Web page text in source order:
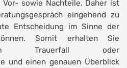
sowie Nachteile. Daher ist
eingehend zu
Entscheidung im Sinne der
Somit erhalten Sie
Trauerfall oder
und einen genauen Überblick